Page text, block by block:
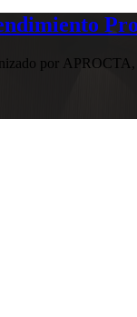
por